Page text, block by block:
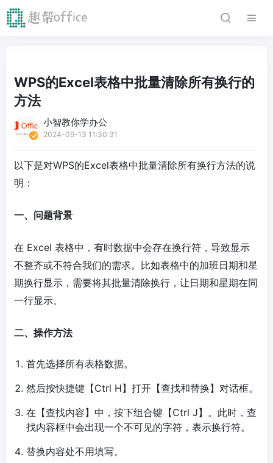
WPS的Excel表格中批量清除所有换行的
方法
小智教你学办公
2024-09-13 11:30:31
以下是对WPS的Excel表格中批量清除所有换行方法的说
明：
一、问题背景
在 Excel 表格中，有时数据中会存在换行符，导致显示
不整齐或不符合我们的需求。比如表格中的加班日期和星
期换行显示，需要将其批量清除换行，让日期和星期在同
一行显示。
二、操作方法
首先选择所有表格数据。
然后按快捷键【Ctrl H】打开【查找和替换】对话框。
在【查找内容】中，按下组合键【Ctrl J】。此时，查
找内容框中会出现一个不可见的字符，表示换行符。
替换内容处不用填写。